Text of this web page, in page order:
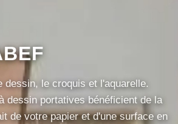
dessin, le croquis et l'aquarelle.
dessin portatives bénéficient de la
de votre papier et d'une surface en